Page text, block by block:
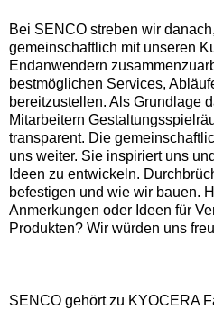
Bei SENCO streben wir
gemeinschaftlich mit unseren
Endanwendern
bestmöglichen Services,
bereitzustellen. Als Grundlage
Mitarbeitern
transparent. Die
uns weiter. Sie inspiriert uns
Ideen zu entwickeln.
befestigen und wie wir bauen.
Anmerkungen oder Ideen für
Produkten? Wir würden uns
SENCO gehört zu KYOCERA